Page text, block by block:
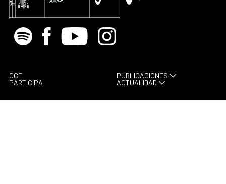
Spotify Facebook
Youtube Instagram
CCE
PARTICIPA
PUBLICACIONES
ACTUALIDAD